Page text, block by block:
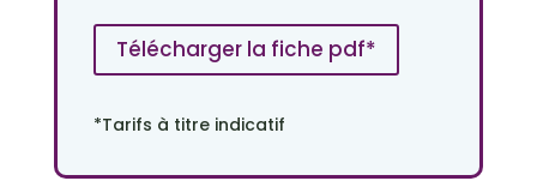
Télécharger la fiche pdf*
*Tarifs à titre indicatif